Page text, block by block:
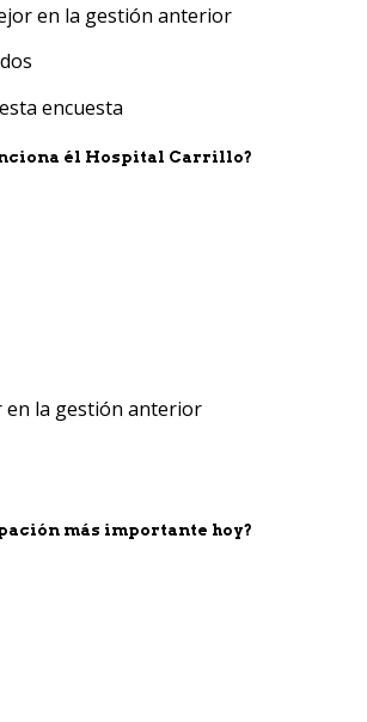
en la gestión anterior
encuesta
él Hospital Carrillo?
en la gestión anterior
más importante hoy?